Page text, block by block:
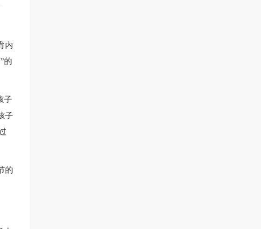
内
的
子
子
的